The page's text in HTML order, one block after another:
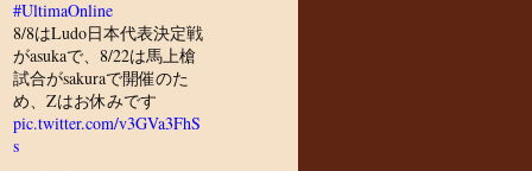
#UltimaOnline
8/8はLudo日本代表決定戦
がasukaで、8/22は馬上槍
試合がsakuraで開催のた
め、Zはお休みです
pic.twitter.com/v3GVa3FhS
s